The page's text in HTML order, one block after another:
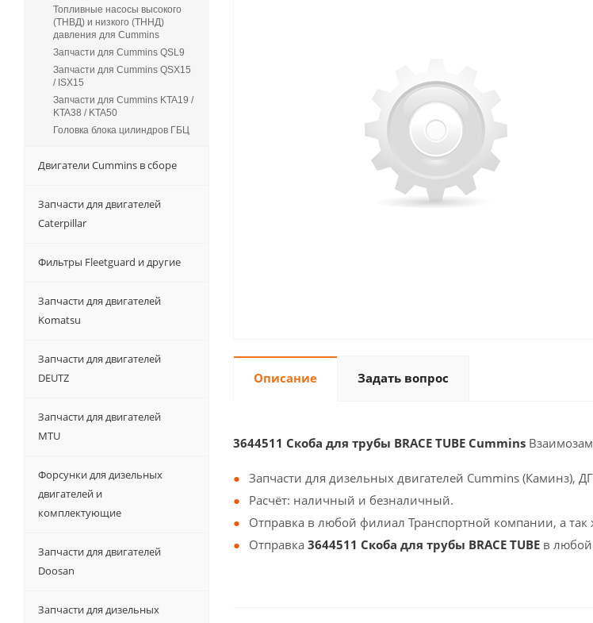
Описание Задать вопрос
3644511 Скоба для трубы BRACE TUBE Cummins
Запчасти для дизельных двигателей Cummins (Каминз),
Расчёт: наличный и безналичный.
Отправка в любой филиал Транспортной компании, а так
Отправка 3644511 Скоба для трубы BRACE TUBE в любой
Топливные насосы высокого
(ТНВД) и низкого (ТННД)
давления для Cummins
Запчасти для Cummins QSL9
Запчасти для Cummins QSX15
/ ISX15
Запчасти для Cummins KTA19 /
KTA38 / KTA50
Головка блока цилиндров ГБЦ
Двигатели Cummins в сборе
Запчасти для двигателей
Caterpillar
Фильтры Fleetguard и другие
Запчасти для двигателей
Komatsu
Запчасти для двигателей
DEUTZ
Запчасти для двигателей
MTU
Форсунки для дизельных
двигателей и
комплектующие
Запчасти для двигателей
Doosan
Запчасти для дизельных